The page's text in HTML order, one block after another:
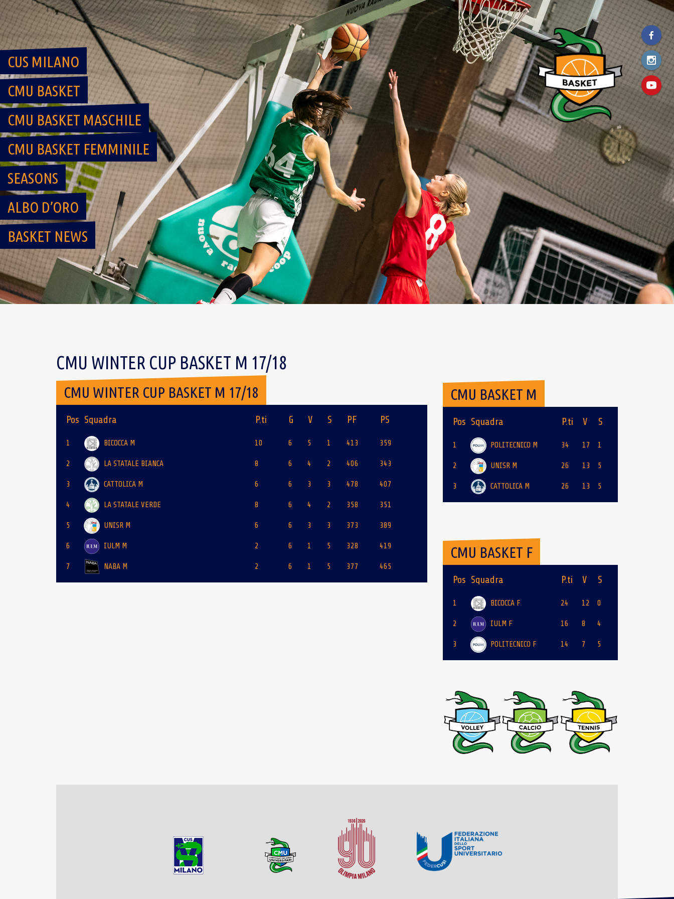
Skip
to
content
CUS MILANO
CMU BASKET
CMU BASKET MASCHILE
CMU BASKET FEMMINILE
SEASONS
ALBO D’ORO
BASKET NEWS
CMU WINTER CUP BASKET M 17/18
CMU WINTER CUP BASKET M 17/18
Pos Squadra P.ti G V S PF PS
1 BICOCCA M 10 6 5 1 413 359
2 LA STATALE BIANCA 8 6 4 2 406 343
3 CATTOLICA M 6 6 3 3 478 407
4 LA STATALE VERDE 8 6 4 2 358 351
5 UNISR M 6 6 3 3 373 389
6 IULM M 2 6 1 5 328 419
7 NABA M 2 6 1 5 377 465
CMU BASKET M
Pos Squadra P.ti V S
1 POLITECNICO M 34 17 1
2 UNISR M 26 13 5
3 CATTOLICA M 26 13 5
CMU BASKET F
Pos Squadra P.ti V S
1 BICOCCA F 24 12 0
2 IULM F 16 8 4
3 POLITECNICO F 14 7 5